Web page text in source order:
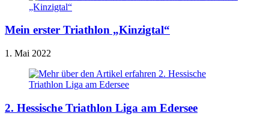
Mein erster Triathlon „Kinzigtal“
1. Mai 2022
2. Hessische Triathlon Liga am Edersee